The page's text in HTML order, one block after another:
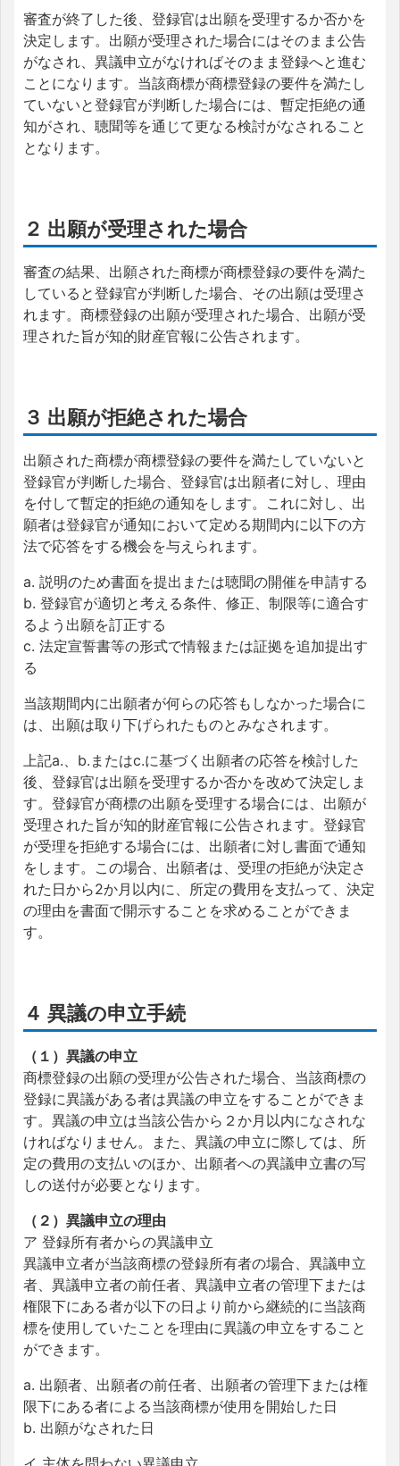
審査が終了した後、登録官は出願を受理するか否かを
決定します。出願が受理された場合にはそのまま公告
がなされ、異議申立がなければそのまま登録へと進む
ことになります。当該商標が商標登録の要件を満たし
ていないと登録官が判断した場合には、暫定拒絶の通
知がされ、聴聞等を通じて更なる検討がなされること
となります。
２ 出願が受理された場合
審査の結果、出願された商標が商標登録の要件を満た
していると登録官が判断した場合、その出願は受理さ
れます。商標登録の出願が受理された場合、出願が受
理された旨が知的財産官報に公告されます。
３ 出願が拒絶された場合
出願された商標が商標登録の要件を満たしていないと
登録官が判断した場合、登録官は出願者に対し、理由
を付して暫定的拒絶の通知をします。これに対し、出
願者は登録官が通知において定める期間内に以下の方
法で応答をする機会を与えられます。
a. 説明のため書面を提出または聴聞の開催を申請する
b. 登録官が適切と考える条件、修正、制限等に適合す
るよう出願を訂正する
c. 法定宣誓書等の形式で情報または証拠を追加提出す
る
当該期間内に出願者が何らの応答もしなかった場合に
は、出願は取り下げられたものとみなされます。
上記a.、b.またはc.に基づく出願者の応答を検討した
後、登録官は出願を受理するか否かを改めて決定しま
す。登録官が商標の出願を受理する場合には、出願が
受理された旨が知的財産官報に公告されます。登録官
が受理を拒絶する場合には、出願者に対し書面で通知
をします。この場合、出願者は、受理の拒絶が決定さ
れた日から2か月以内に、所定の費用を支払って、決定
の理由を書面で開示することを求めることができま
す。
４ 異議の申立手続
（１）異議の申立
商標登録の出願の受理が公告された場合、当該商標の
登録に異議がある者は異議の申立をすることができま
す。異議の申立は当該公告から２か月以内になされな
ければなりません。また、異議の申立に際しては、所
定の費用の支払いのほか、出願者への異議申立書の写
しの送付が必要となります。
（２）異議申立の理由
ア 登録所有者からの異議申立
異議申立者が当該商標の登録所有者の場合、異議申立
者、異議申立者の前任者、異議申立者の管理下または
権限下にある者が以下の日より前から継続的に当該商
標を使用していたことを理由に異議の申立をすること
ができます。
a. 出願者、出願者の前任者、出願者の管理下または権
限下にある者による当該商標が使用を開始した日
b. 出願がなされた日